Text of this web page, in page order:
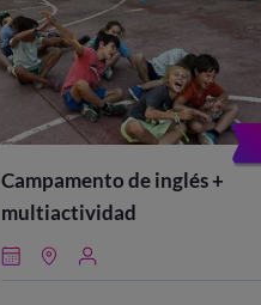
Campamento de inglés +
multiactividad